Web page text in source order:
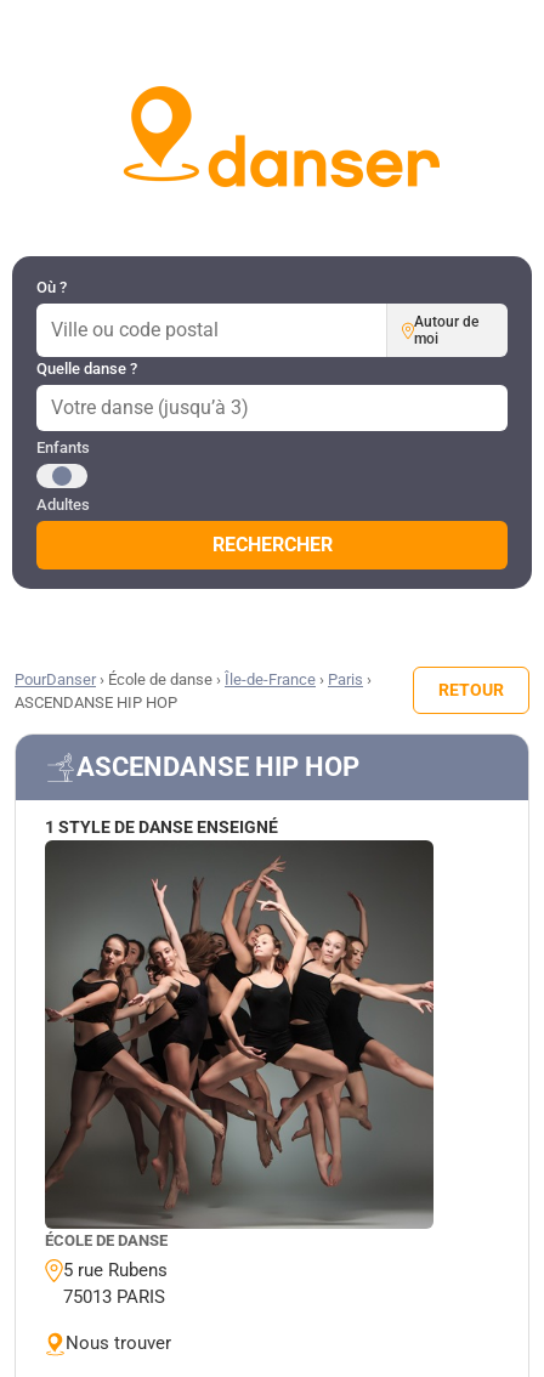
Où ?
Autour de
moi
Quelle danse ?
Public recherché
Enfants
Adultes
RECHERCHER
PourDanser› École de danse › Île-de-France › Paris ›
ASCENDANSE HIP HOP
RETOUR
ASCENDANSE HIP HOP
1 STYLE DE DANSE ENSEIGNÉ
ÉCOLE DE DANSE
5 rue Rubens
75013 PARIS
Nous trouver